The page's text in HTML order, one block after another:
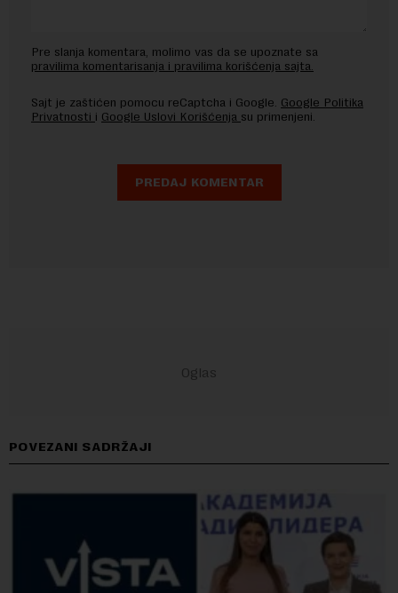
Pre slanja komentara, molimo vas da se upoznate sa
pravilima komentarisanja i pravilima korišćenja sajta.
Sajt je zaštićen pomocu reCaptcha i Google. Google Politika
Privatnosti i Google Uslovi Korišćenja su primenjeni.
POVEZANI SADRŽAJI